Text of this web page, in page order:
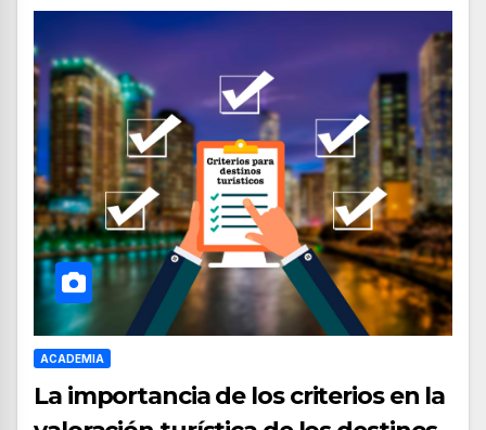
ACADEMIA
La importancia de los criterios en la